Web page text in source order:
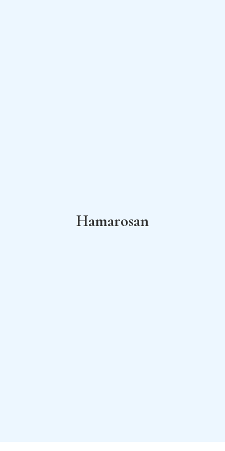
Hamarosan